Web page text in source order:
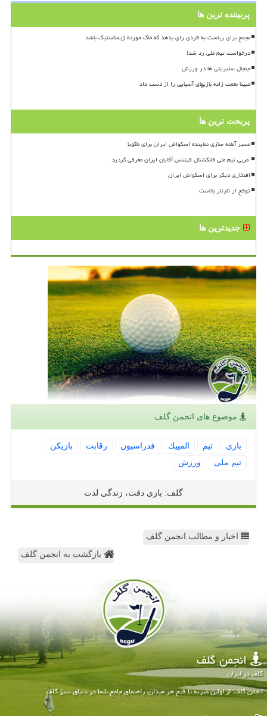
پربیننده ترین ها
مجمع برای ریاست به فردی رای بدهد که خاک خورده ژیمناستیک باشد
درخواست تیم ملی رد شد!
جنجال سلبریتی ها در ورزش
مبینا نعمت زاده بازیهای آسیایی را از دست داد
پربحث ترین ها
مسیر آماده سازی نماینده اسکواش ایران برای ناگویا
افتخاری دیگر برای اسکواش ایران
توقع از تارتار بالاست
جدیدترین ها
موضوع های انجمن گلف
بازی تیم المپیك فدراسیون رقابت
بازیكن
تیم ملی
ورزش
گلف: بازی دقت، زندگی لذت
اخبار و مطالب انجمن گلف
بازگشت به انجمن گلف
انجمن گلف
گلف در ایران
انجمن گلف: از اولین ضربه تا فتح هر میدان، راهنمای جامع شما در دنیای سبز گلف